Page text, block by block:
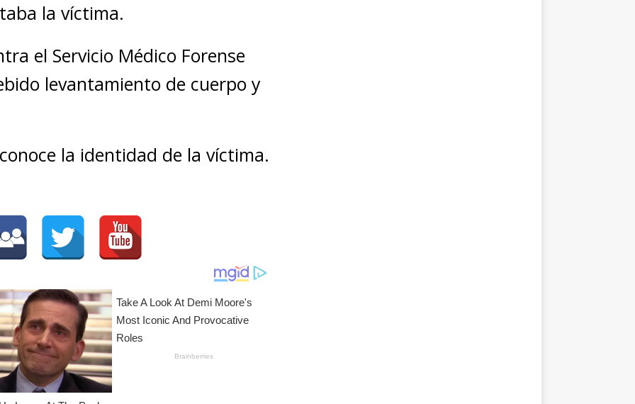
la víctima.
el Servicio Médico Forense
levantamiento de cuerpo y
la identidad de la víctima.